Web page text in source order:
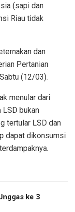
(sapi dan
Riau tidak
dan
Pertanian
(12/03).
menular dari
LSD bukan
tertular LSD dan
dapat dikonsumsi
ke 3